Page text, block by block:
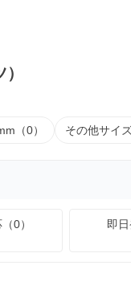
（0） その他サイズ
0） 即日